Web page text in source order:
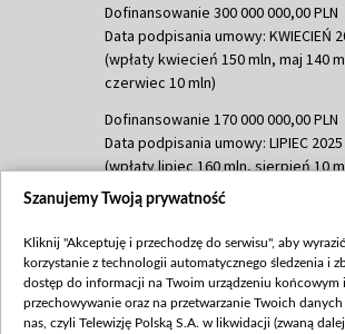
Dofinansowanie 300 000 000,00 PLN
Data podpisania umowy: KWIECIEŃ
(wpłaty kwiecień 150 mln, maj 140
czerwiec 10 mln)
Dofinansowanie 170 000 000,00 PLN
Data podpisania umowy: LIPIEC 2025
(wpłaty lipiec 160 mln, sierpień 10
Dofinansowanie 60 000 000,00 PLN
(wpłata wrzesień 60 mln)
Dofinansowanie 635 783 051,21 PLN
Data podpisania umowy: WRZESIEŃ
Szanujemy Twoją prywatność
Kliknij "Akceptuję i przechodzę do serwisu", aby
korzystanie z technologii automatycznego śledzenia i
dostęp do informacji na Twoim urządzeniu końcowym
przechowywanie oraz na przetwarzanie Twoich
nas, czyli Telewizję Polską S.A. w likwidacji (zwaną dalej